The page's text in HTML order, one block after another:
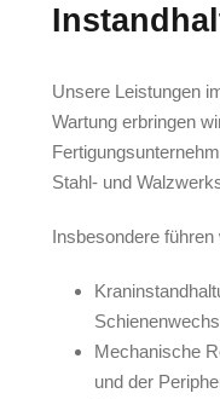
Unsere Leistungen
Wartung erbringen
Stahl- und
Insbesondere führen
Mechanische
und der